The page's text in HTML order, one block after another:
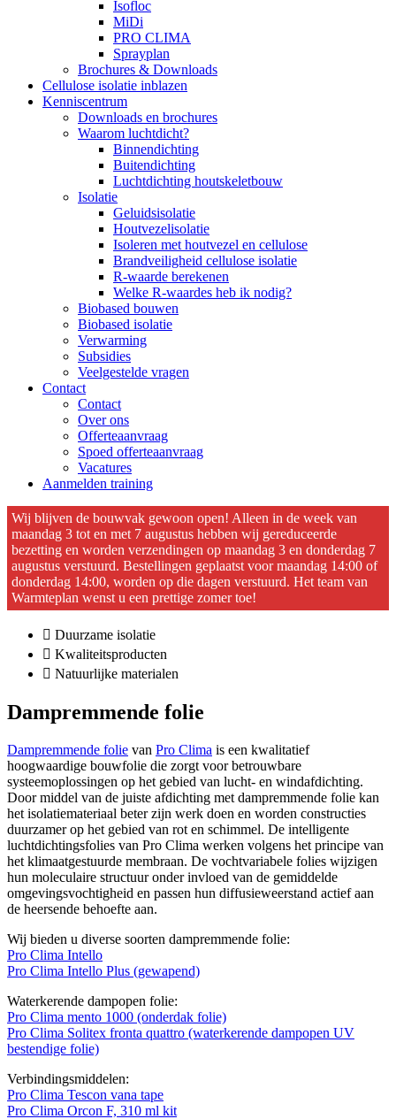
Isofloc
MiDi
PRO CLIMA
Sprayplan
Brochures & Downloads
Cellulose isolatie inblazen
Kenniscentrum
Downloads en brochures
Waarom luchtdicht?
Binnendichting
Buitendichting
Luchtdichting houtskeletbouw
Isolatie
Geluidsisolatie
Houtvezelisolatie
Isoleren met houtvezel en cellulose
Brandveiligheid cellulose isolatie
R-waarde berekenen
Welke R-waardes heb ik nodig?
Biobased bouwen
Biobased isolatie
Verwarming
Subsidies
Veelgestelde vragen
Contact
Contact
Over ons
Offerteaanvraag
Spoed offerteaanvraag
Vacatures
Aanmelden training
Wij blijven de bouwvak gewoon open! Alleen in de week van
maandag 3 tot en met 7 augustus hebben wij gereduceerde
bezetting en worden verzendingen op maandag 3 en donderdag 7
augustus verstuurd. Bestellingen geplaatst voor maandag 14:00 of
donderdag 14:00, worden op die dagen verstuurd. Het team van
Warmteplan wenst u een prettige zomer toe!
Duurzame isolatie
Kwaliteitsproducten
Natuurlijke materialen
Dampremmende folie
Dampremmende folie van Pro Clima is een kwalitatief
hoogwaardige bouwfolie die zorgt voor betrouwbare
systeemoplossingen op het gebied van lucht- en windafdichting.
Door middel van de juiste afdichting met dampremmende folie kan
het isolatiemateriaal beter zijn werk doen en worden constructies
duurzamer op het gebied van rot en schimmel. De intelligente
luchtdichtingsfolies van Pro Clima werken volgens het principe van
het klimaatgestuurde membraan. De vochtvariabele folies wijzigen
hun moleculaire structuur onder invloed van de gemiddelde
omgevingsvochtigheid en passen hun diffusieweerstand actief aan
de heersende behoefte aan.
Wij bieden u diverse soorten dampremmende folie:
Pro Clima Intello
Pro Clima Intello Plus (gewapend)
Waterkerende dampopen folie:
Pro Clima mento 1000 (onderdak folie)
Pro Clima Solitex fronta quattro (waterkerende dampopen UV
bestendige folie)
Verbindingsmiddelen:
Pro Clima Tescon vana tape
Pro Clima Orcon F, 310 ml kit